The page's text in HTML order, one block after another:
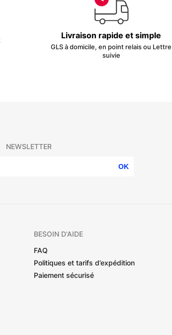
Livraison rapide et simple
GLS à domicile, en point relais ou Lettre
suivie
NEWSLETTER
OK
BESOIN D'AIDE
FAQ
Politiques et tarifs d’expédition
Paiement sécurisé